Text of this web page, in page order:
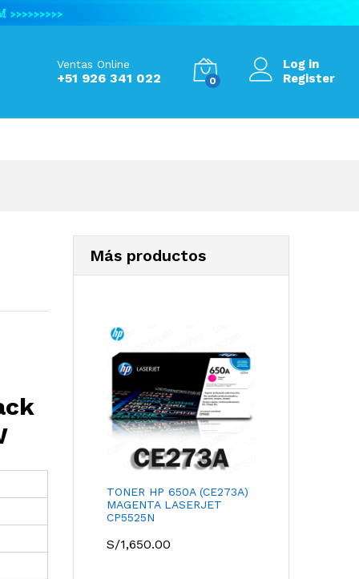
Ventas Online
+51 926 341 022 0
Log in
Register
Más productos
TONER HP 650A (CE273A)
MAGENTA LASERJET
CP5525N
S/1,650.00